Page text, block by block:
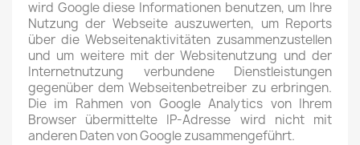
wird Google diese Informationen benutzen, um Ihre
Nutzung der Webseite auszuwerten, um Reports
über die Webseitenaktivitäten zusammenzustellen
und um weitere mit der Websitenutzung und der
Internetnutzung verbundene Dienstleistungen
gegenüber dem Webseitenbetreiber zu erbringen.
Die im Rahmen von Google Analytics von Ihrem
Browser übermittelte IP-Adresse wird nicht mit
anderen Daten von Google zusammengeführt.